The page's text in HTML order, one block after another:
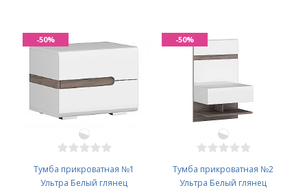
Тумба прикроватная №1
Ультра Белый глянец
-50%
Тумба прикроватная №2
Ультра Белый глянец
-50%